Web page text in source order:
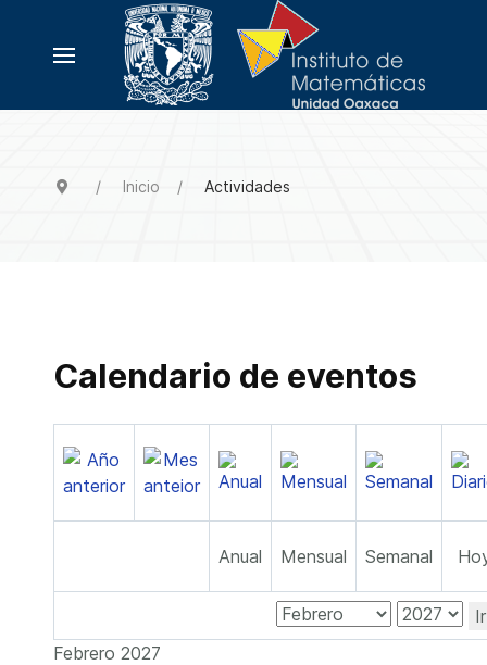
Inicio Actividades
Calendario de eventos
Anual Mensual Semanal
Febrero 2027